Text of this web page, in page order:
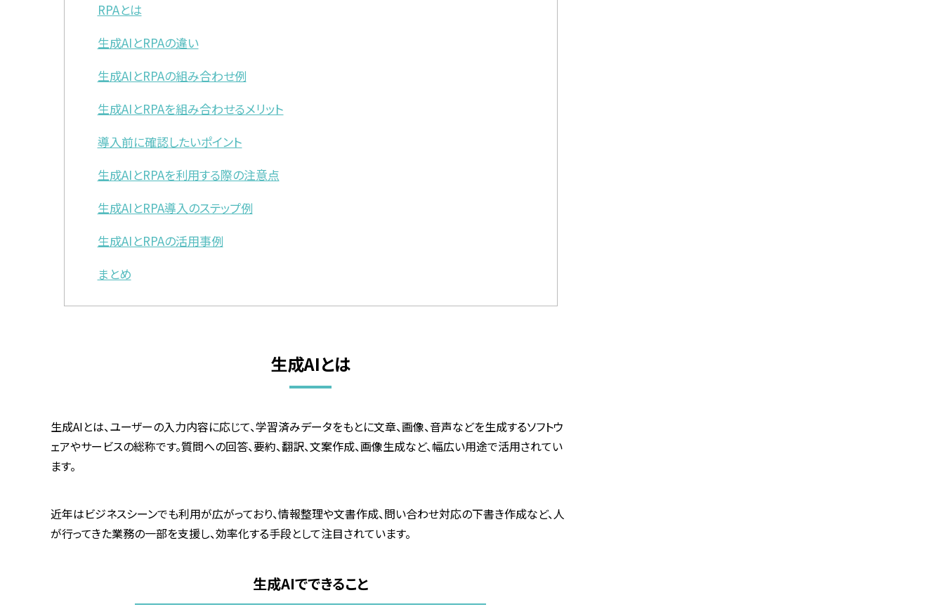
RPAとは
生成AIとRPAの違い
生成AIとRPAの組み合わせ例
生成AIとRPAを組み合わせるメリット
導入前に確認したいポイント
生成AIとRPAを利用する際の注意点
生成AIとRPA導入のステップ例
生成AIとRPAの活用事例
まとめ
生成AIとは
生成AIとは、ユーザーの入力内容に応じて、学習済みデータをもとに文章、画像、音声などを生成するソフトウ
ェアやサービスの総称です。質問への回答、要約、翻訳、文案作成、画像生成など、幅広い用途で活用されてい
ます。
近年はビジネスシーンでも利用が広がっており、情報整理や文書作成、問い合わせ対応の下書き作成など、人
が行ってきた業務の一部を支援し、効率化する手段として注目されています。
生成AIでできること